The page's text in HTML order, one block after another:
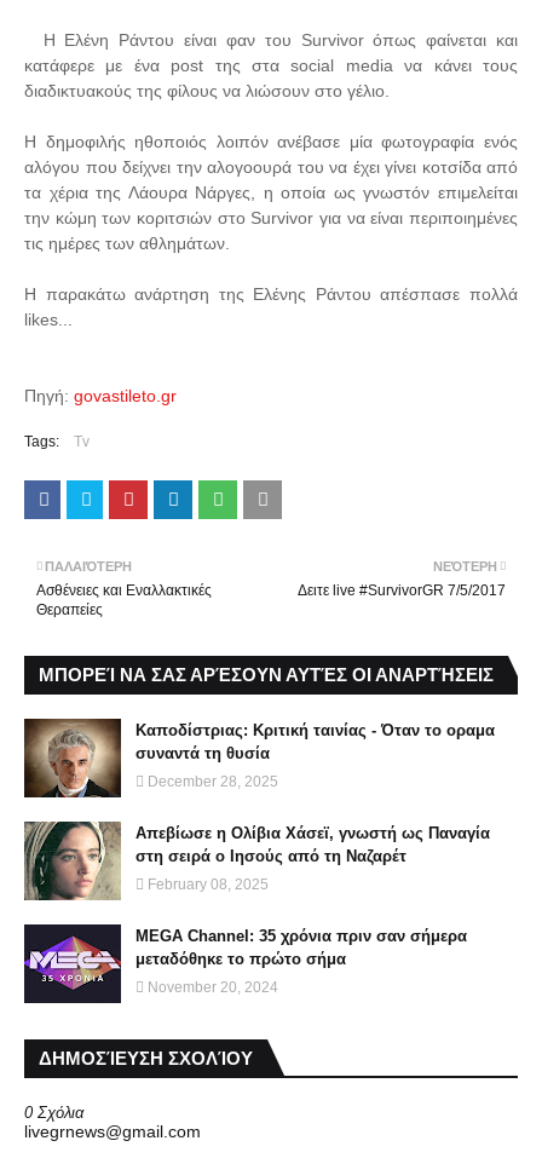
Η Ελένη Ράντου είναι φαν του Survivor όπως φαίνεται και
κατάφερε με ένα post της στα social media να κάνει τους
διαδικτυακούς της φίλους να λιώσουν στο γέλιο.
Η δημοφιλής ηθοποιός λοιπόν ανέβασε μία φωτογραφία ενός
αλόγου που δείχνει την αλογοουρά του να έχει γίνει κοτσίδα από
τα χέρια της Λάουρα Νάργες, η οποία ως γνωστόν επιμελείται
την κώμη των κοριτσιών στο Survivor για να είναι περιποιημένες
τις ημέρες των αθλημάτων.
Η παρακάτω ανάρτηση της Ελένης Ράντου απέσπασε πολλά
likes...
Πηγή: govastileto.gr
Tags: Tv
ΝΕΌΤΕΡΗ
Δειτε live #SurvivorGR 7/5/2017
ΠΑΛΑΙΌΤΕΡΗ
Ασθένειες και Εναλλακτικές
Θεραπείες
ΜΠΟΡΕΊ ΝΑ ΣΑΣ ΑΡΈΣΟΥΝ ΑΥΤΈΣ ΟΙ ΑΝΑΡΤΉΣΕΙΣ
Καποδίστριας: Κριτική ταινίας - Όταν το οραμα
συναντά τη θυσία
December 28, 2025
Απεβίωσε η Ολίβια Χάσεϊ, γνωστή ως Παναγία
στη σειρά ο Ιησούς από τη Ναζαρέτ
February 08, 2025
MEGA Channel: 35 χρόνια πριν σαν σήμερα
μεταδόθηκε το πρώτο σήμα
November 20, 2024
ΔΗΜΟΣΊΕΥΣΗ ΣΧΟΛΊΟΥ
0 Σχόλια
livegrnews@gmail.com